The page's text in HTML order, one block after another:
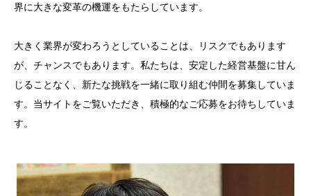
界に大きな変革の機運をもたらしています。
大きく業界が変わろうとしていることは、リスクでもあります
が、チャンスでもあります。私たちは、安定した経営基盤に甘ん
じることなく、新たな挑戦を一緒に取り組む仲間を募集していま
す。当サイトをご覧いただき、積極的なご応募をお待ちしていま
す。